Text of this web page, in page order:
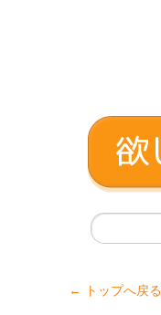
← トップへ戻る